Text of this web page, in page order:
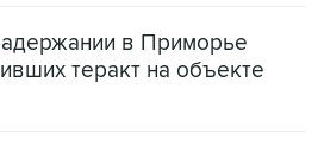
в Приморье
теракт на объекте